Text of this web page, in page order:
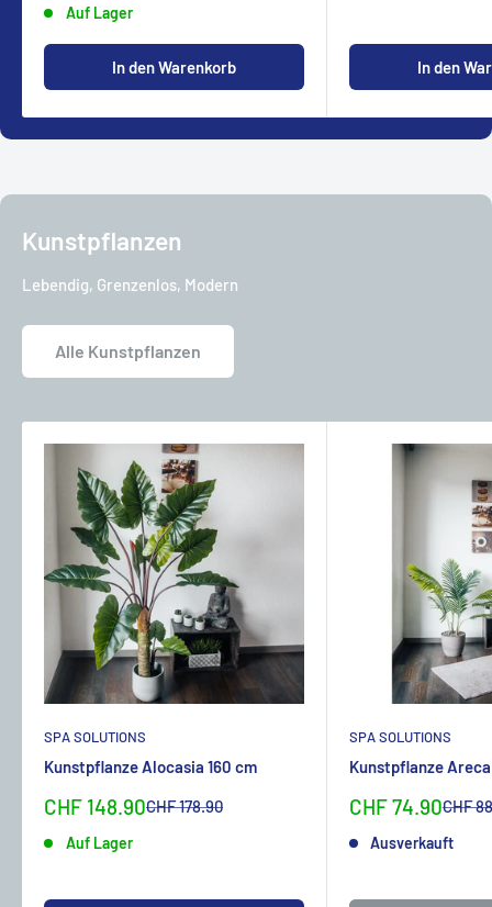
Auf Lager
In den Warenkorb In den
Kunstpflanzen
Lebendig, Grenzenlos, Modern
Alle Kunstpflanzen
SPA SOLUTIONS
Kunstpflanze Alocasia 160 cm
Sonderpreis
CHF 148.90Normalpreis
CHF 178.90
Auf Lager
SPA SOLUTIONS
Kunstpflanze Areca
Sonderpreis
CHF 74.90CHF
Ausverkauft